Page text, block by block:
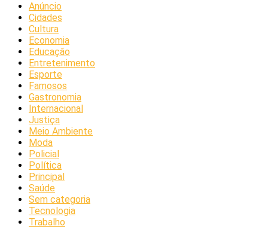
Anúncio
Cidades
Cultura
Economia
Educação
Entretenimento
Esporte
Famosos
Gastronomia
Internacional
Justiça
Meio Ambiente
Moda
Policial
Política
Principal
Saúde
Sem categoria
Tecnologia
Trabalho